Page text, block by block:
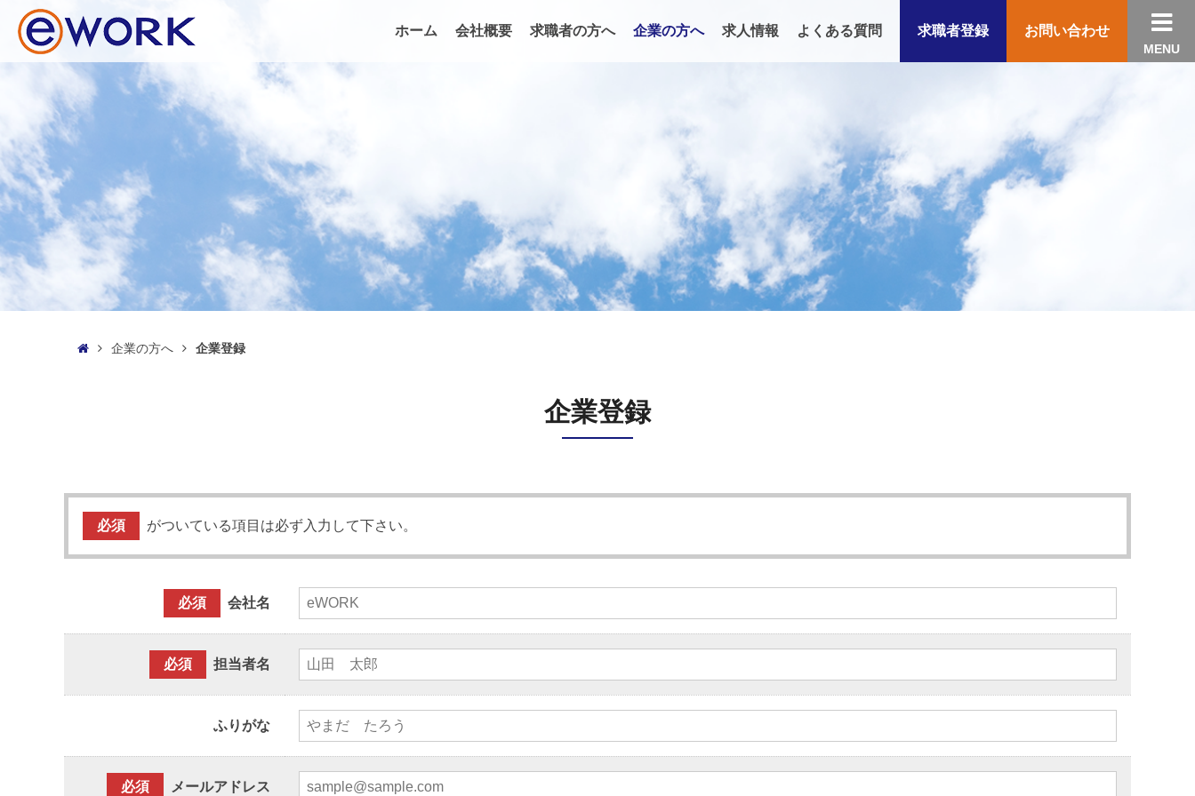
ホーム 会社概要 求職者の方へ 企業の方へ 求人情報 よくある質問 求職者登録 お問い合わせ 
MENU
 企業の方へ 企業登録
企業登録
必須 がついている項目は必ず入力して下さい。
必須 会社名
必須 担当者名
ふりがな
必須 メールアドレス